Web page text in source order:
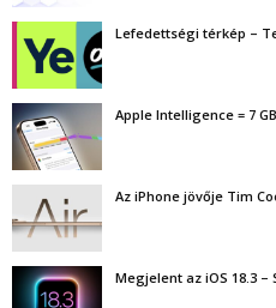
Lefedettségi térkép –
Apple Intelligence = 7
Az iPhone jövője Tim
Megjelent az iOS 18.3